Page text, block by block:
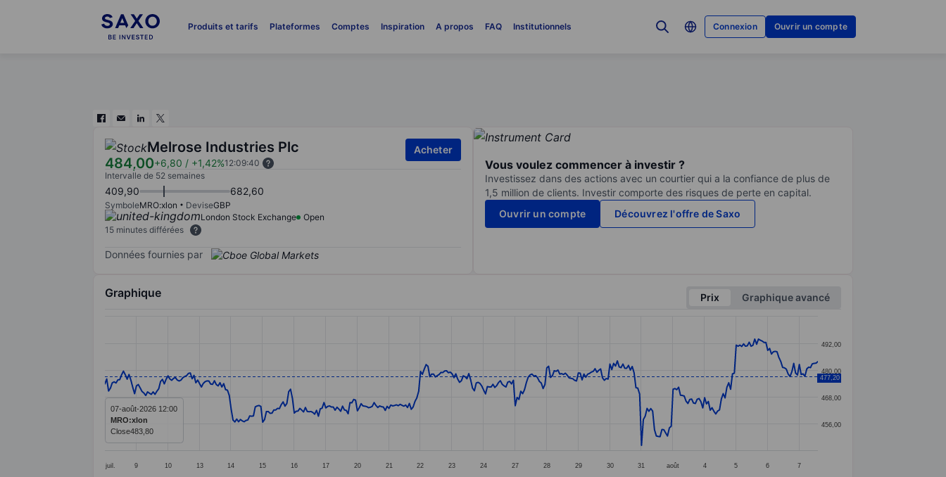
Produits et tarifs Plateformes Comptes Inspiration A propos FAQ Institutionnels Connexion Ouvrir un compte
Melrose Industries Plc
484,00+6,80 / +1,42%12:09:40
Acheter
Intervalle de 52 semaines
409,90 682,60
SymboleMRO:xlon DeviseGBP
London Stock Exchange
Open
15 minutes différées
Données fournies par
Vous voulez commencer à investir ?
Investissez dans des actions avec un courtier qui a la confiance de plus de
1,5 million de clients. Investir comporte des risques de perte en capital.
Ouvrir un compte
Découvrez l'offre de Saxo
Graphique Prix
Graphique avancé
The chart has 1 X axis displaying categories.
The chart has 1 Y axis displaying values. Data ranges from 446.2 to 493.9.
juil. 9 10 13 14 15 16 17 20 21 22 23 24 27 28 29 30 31 août 4 5 6 7
456,00
468,00
480,00
492,00
477,20
07-août-2026 12:00
MRO:xlon
Close483,80